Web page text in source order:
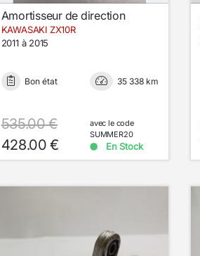
Amortisseur de direction
KAWASAKI ZX10R
2011 à 2015
Bon état 35 338 km
535.00 €
428.00 €
avec le code
SUMMER20
En Stock